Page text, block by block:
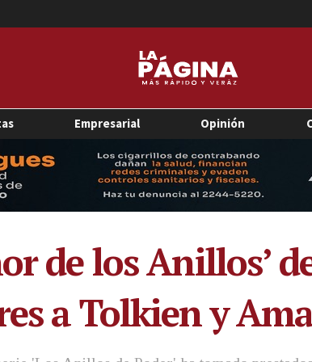
Empresarial Opinión
de los Anillos’
a Tolkien y